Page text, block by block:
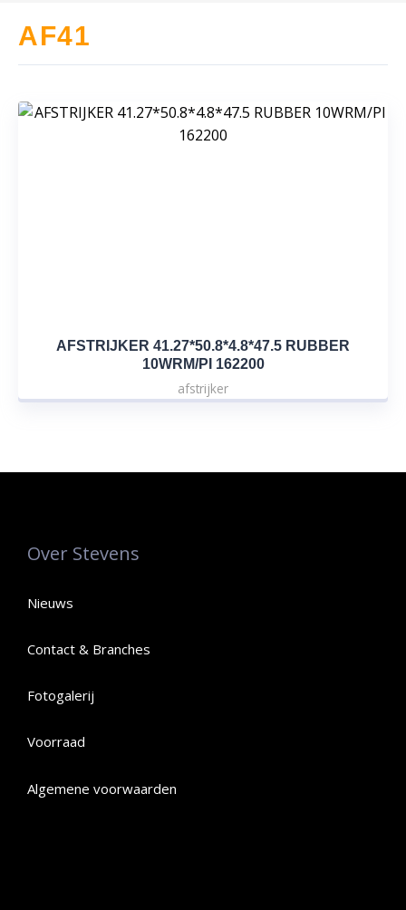
AF41
AFSTRIJKER 41.27*50.8*4.8*47.5 RUBBER
10WRM/PI 162200
afstrijker
Over Stevens
Nieuws
Contact & Branches
Fotogalerij
Voorraad
Algemene voorwaarden